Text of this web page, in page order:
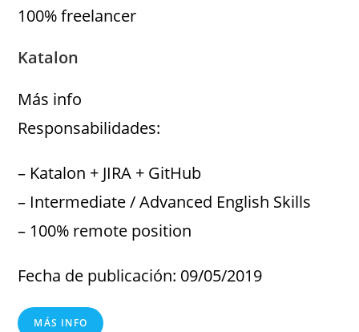
100% freelancer
Katalon
Más info
Responsabilidades:
– Katalon + JIRA + GitHub
– Intermediate / Advanced English Skills
– 100% remote position
Fecha de publicación: 09/05/2019
MÁS INFO